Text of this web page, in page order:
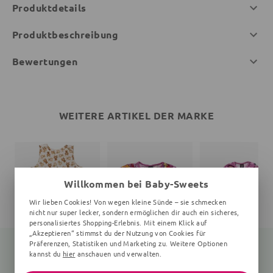
Produktdetails
Produktbeschreibung
Bewertungen
WEITERE ARTIKEL DER MARKE
Willkommen bei Baby-Sweets
Wir lieben Cookies! Von wegen kleine Sünde – sie schmecken
nicht nur super lecker, sondern ermöglichen dir auch ein sicheres,
personalisiertes Shopping-Erlebnis. Mit einem Klick auf
„Akzeptieren“ stimmst du der Nutzung von Cookies für
Präferenzen, Statistiken und Marketing zu. Weitere Optionen
kannst du hier anschauen und verwalten.